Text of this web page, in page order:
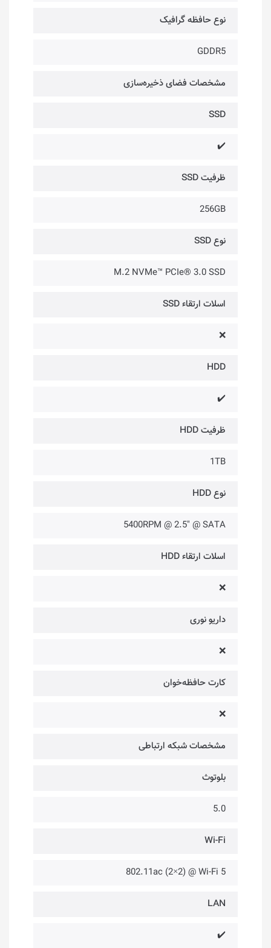
نوع حافظه گرافیک
GDDR5
مشخصات فضای ذخیره‌سازی
SSD
✔️
ظرفیت SSD
256GB
نوع SSD
M.2 NVMe™ PCIe® 3.0 SSD
اسلات ارتقاء SSD
❌
HDD
✔️
ظرفیت HDD
1TB
نوع HDD
5400RPM @ 2.5" @ SATA
اسلات ارتقاء HDD
❌
داریو نوری
❌
کارت حافظه‌خوان
❌
مشخصات شبکه ارتباطی
بلوتوث
5.0
Wi-Fi
802.11ac (2×2) @ Wi-Fi 5
LAN
✔️